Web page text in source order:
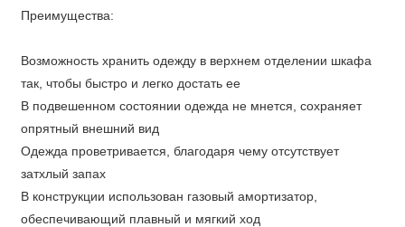
Преимущества:
Возможность хранить одежду в верхнем отделении шкафа
так, чтобы быстро и легко достать ее
В подвешенном состоянии одежда не мнется, сохраняет
опрятный внешний вид
Одежда проветривается, благодаря чему отсутствует
затхлый запах
В конструкции использован газовый амортизатор,
обеспечивающий плавный и мягкий ход